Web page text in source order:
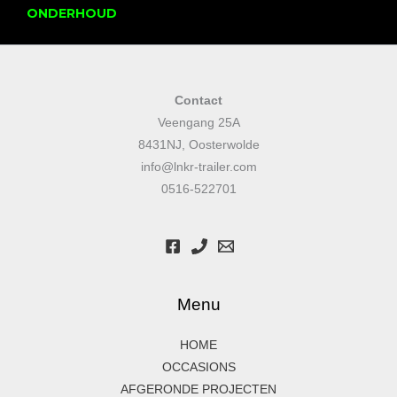
ONDERHOUD
Contact
Veengang 25A
8431NJ, Oosterwolde
info@lnkr-trailer.com
0516-522701
Menu
HOME
OCCASIONS
AFGERONDE PROJECTEN